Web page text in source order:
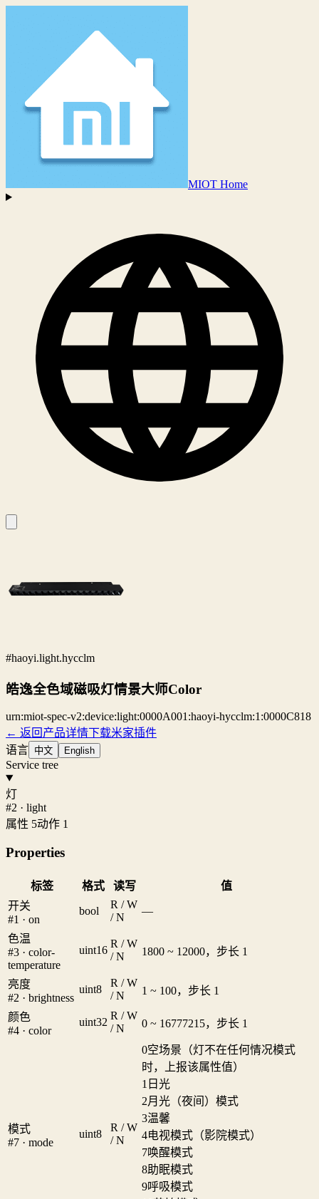
MIOT Home
#haoyi.light.hycclm
皓逸全色域磁吸灯情景大师Color
urn:miot-spec-v2:device:light:0000A001:haoyi-hycclm:1:0000C818
← 返回产品详情下载米家插件
语言 中文 English
Service tree
灯
#2 · light
属性 5动作 1
Properties
标签 格式 读写
值
开关
#1 · on
bool
R / W
/ N
—
色温
#3 · color-
temperature
uint16
R / W
/ N
1800 ~ 12000，步长 1
亮度
#2 · brightness
uint8
R / W
/ N
1 ~ 100，步长 1
颜色
#4 · color
uint32
R / W
/ N
0 ~ 16777215，步长 1
模式
#7 · mode
uint8
R / W
/ N
0空场景（灯不在任何情况模式
时，上报该属性值）
1 日光
2月光（夜间）模式
3温馨
4电视模式（影院模式）
7唤醒模式
8助眠模式
9呼吸模式